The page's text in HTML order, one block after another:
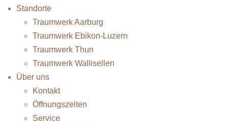
Standorte
Traumwerk Aarburg
Traumwerk Ebikon-Luzern
Traumwerk Thun
Traumwerk Wallisellen
Über uns
Kontakt
Öffnungszeiten
Service